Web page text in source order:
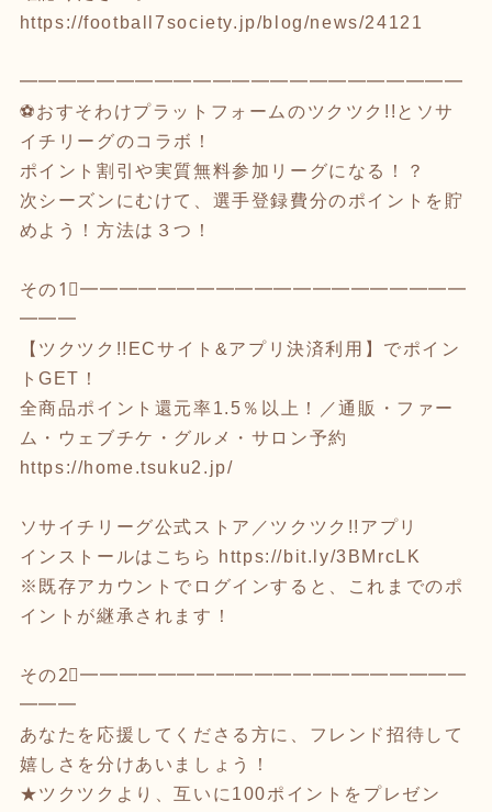
https://football7society.jp/blog/news/24121
━━━━━━━━━━━━━━━━━━━━━━━
⚽おすそわけプラットフォームのツクツク!!とソサ
イチリーグのコラボ！
ポイント割引や実質無料参加リーグになる！？
次シーズンにむけて、選手登録費分のポイントを貯
めよう！方法は３つ！
その1⃣━━━━━━━━━━━━━━━━━━━━
━━━
【ツクツク!!ECサイト&アプリ決済利用】でポイン
トGET！
全商品ポイント還元率1.5％以上！／通販・ファー
ム・ウェブチケ・グルメ・サロン予約
https://home.tsuku2.jp/
ソサイチリーグ公式ストア／ツクツク!!アプリ
インストールはこちら
https://bit.ly/3BMrcLK
※既存アカウントでログインすると、これまでのポ
イントが継承されます！
その2⃣━━━━━━━━━━━━━━━━━━━━
━━━
あなたを応援してくださる方に、フレンド招待して
嬉しさを分けあいましょう！
★ツクツクより、互いに100ポイントをプレゼン